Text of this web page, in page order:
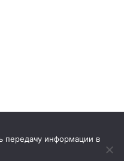
передачу информации в